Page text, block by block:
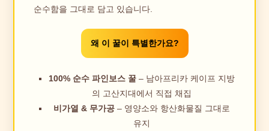
순수함을 그대로 담고 있습니다.
왜 이 꿀이 특별한가요?
100% 순수 파인보스 꿀 – 남아프리카 케이프 지방
의 고산지대에서 직접 채집
비가열 & 무가공 – 영양소와 항산화물질 그대로
유지